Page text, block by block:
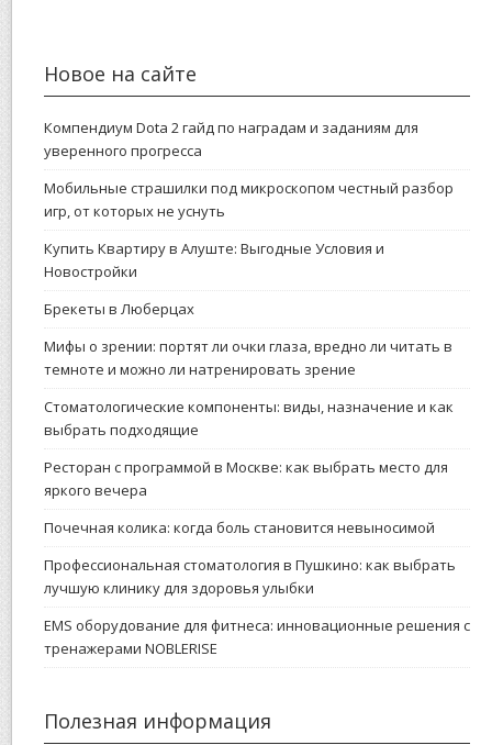
Новое на сайте
Компендиум Dota 2 гайд по наградам и заданиям для
уверенного прогресса
Мобильные страшилки под микроскопом честный разбор
игр, от которых не уснуть
Купить Квартиру в Алуште: Выгодные Условия и
Новостройки
Брекеты в Люберцах
Мифы о зрении: портят ли очки глаза, вредно ли читать в
темноте и можно ли натренировать зрение
Стоматологические компоненты: виды, назначение и как
выбрать подходящие
Ресторан с программой в Москве: как выбрать место для
яркого вечера
Почечная колика: когда боль становится невыносимой
Профессиональная стоматология в Пушкино: как выбрать
лучшую клинику для здоровья улыбки
EMS оборудование для фитнеса: инновационные решения с
тренажерами NOBLERISE
Полезная информация